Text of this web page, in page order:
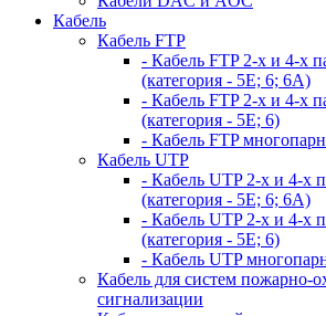
Кабель
Кабель FTP
- Кабель FTP 2-х и 4-х
(категория - 5Е; 6; 6А)
- Кабель FTP 2-х и 4-х
(категория - 5Е; 6)
- Кабель FTP
Кабель UTP
- Кабель UTP 2-х и 4-х
(категория - 5Е; 6; 6А)
- Кабель UTP 2-х и 4-х
(категория - 5Е; 6)
- Кабель UTP
Кабель для систем пожарно-
сигнализации